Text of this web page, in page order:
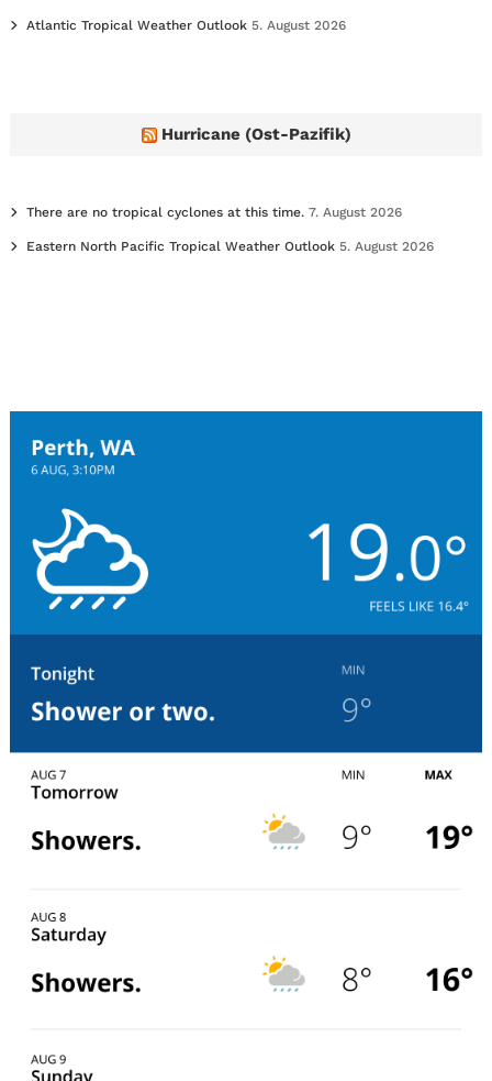
Atlantic Tropical Weather Outlook 5. August 2026
Hurricane (Ost-Pazifik)
There are no tropical cyclones at this time. 7. August 2026
Eastern North Pacific Tropical Weather Outlook 5. August 2026